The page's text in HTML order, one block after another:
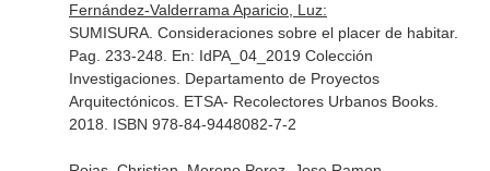
Fernández-Valderrama Aparicio, Luz:
SUMISURA. Consideraciones sobre el placer de habitar.
Pag. 233-248. En: IdPA_04_2019 Colección
Investigaciones. Departamento de Proyectos
Arquitectónicos. ETSA- Recolectores Urbanos Books.
2018. ISBN 978-84-9448082-7-2